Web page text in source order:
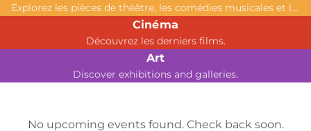
Explorez les pièces de théâtre, les comédies musicales et les spectacles live.
Cinéma
Découvrez les derniers films.
Art
Discover exhibitions and galleries.
No upcoming events found. Check back soon.